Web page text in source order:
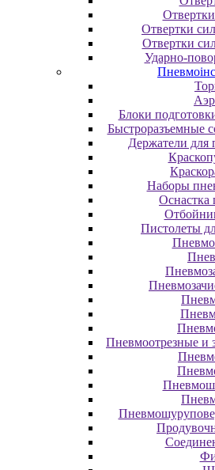
Отвертки
Отвертки
Ударно-
Блоки
Быстроразъемные
Держатели для
Наборы
Оснастка
Пистолеты
Пневмоотрезные и